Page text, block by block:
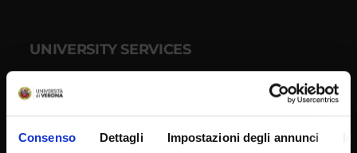
Consenso Dettagli Impostazioni degli annunci
UNIVERSITY SERVICES
Official University Register